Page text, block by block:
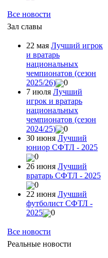
Все новости
Зал славы
22 мая Лучший игрок
и вратарь
национальных
чемпионатов (сезон
2025/26)
0
7 июля Лучший
игрок и вратарь
национальных
чемпионатов (сезон
2024/25)
0
30 июня Лучший
юниор СФТЛ - 2025
0
26 июня Лучший
вратарь СФТЛ - 2025
0
22 июня Лучший
футболист СФТЛ -
2025
0
Все новости
Реальные новости